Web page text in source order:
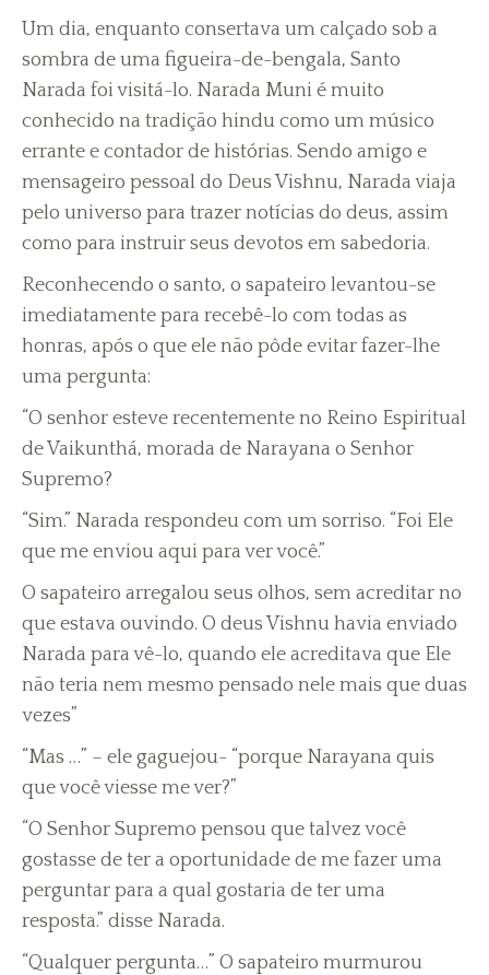
Um dia, enquanto consertava um calçado sob a
sombra de uma figueira-de-bengala, Santo
Narada foi visitá-lo. Narada Muni é muito
conhecido na tradição hindu como um músico
errante e contador de histórias. Sendo amigo e
mensageiro pessoal do Deus Vishnu, Narada viaja
pelo universo para trazer notícias do deus, assim
como para instruir seus devotos em sabedoria.
Reconhecendo o santo, o sapateiro levantou-se
imediatamente para recebê-lo com todas as
honras, após o que ele não pôde evitar fazer-lhe
uma pergunta:
“O senhor esteve recentemente no Reino Espiritual
de Vaikunthá, morada de Narayana o Senhor
Supremo?
“Sim.” Narada respondeu com um sorriso. “Foi Ele
que me enviou aqui para ver você.”
O sapateiro arregalou seus olhos, sem acreditar no
que estava ouvindo. O deus Vishnu havia enviado
Narada para vê-lo, quando ele acreditava que Ele
não teria nem mesmo pensado nele mais que duas
vezes”
“Mas …” – ele gaguejou- “porque Narayana quis
que você viesse me ver?”
“O Senhor Supremo pensou que talvez você
gostasse de ter a oportunidade de me fazer uma
perguntar para a qual gostaria de ter uma
resposta.” disse Narada.
“Qualquer pergunta…” O sapateiro murmurou